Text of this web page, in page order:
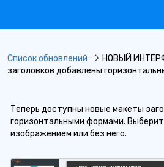
Список обновлений
НОВЫЙ
заголовков добавлены
Теперь доступны новые макеты
горизонтальными формами.
изображением или без него.